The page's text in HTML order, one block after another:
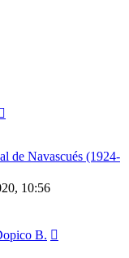
de Navascués (1924-
10:56
B.